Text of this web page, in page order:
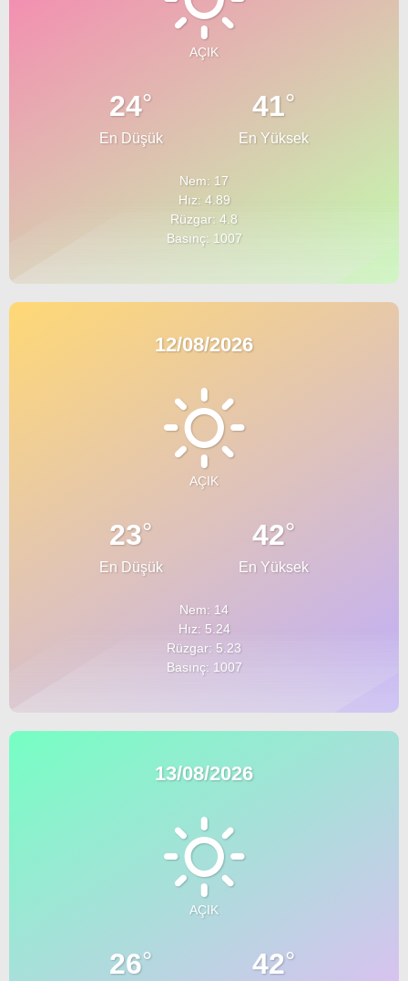
AÇIK
24°
En Düşük
41°
En Yüksek
Nem: 17
Hız: 4.89
Rüzgar: 4.8
Basınç: 1007
12/08/2026
AÇIK
23°
En Düşük
42°
En Yüksek
Nem: 14
Hız: 5.24
Rüzgar: 5.23
Basınç: 1007
13/08/2026
AÇIK
26° 42°